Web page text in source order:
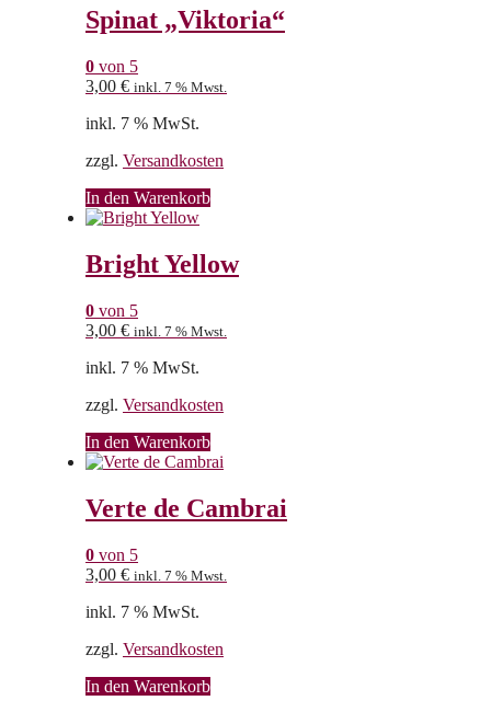
Spinat „Viktoria“
0 von 5
3,00 € inkl. 7 % Mwst.
inkl. 7 % MwSt.
zzgl. Versandkosten
In den Warenkorb
Bright Yellow
0 von 5
3,00 € inkl. 7 % Mwst.
inkl. 7 % MwSt.
zzgl. Versandkosten
In den Warenkorb
Verte de Cambrai
0 von 5
3,00 € inkl. 7 % Mwst.
inkl. 7 % MwSt.
zzgl. Versandkosten
In den Warenkorb